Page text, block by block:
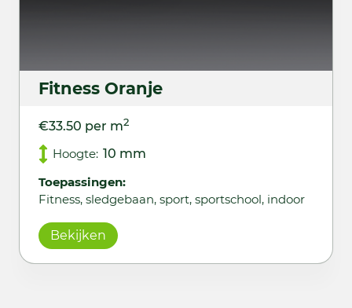
Fitness Oranje
€33.50 per m2
Hoogte: 10 mm
Toepassingen:
Fitness, sledgebaan, sport, sportschool, indoor
Bekijken